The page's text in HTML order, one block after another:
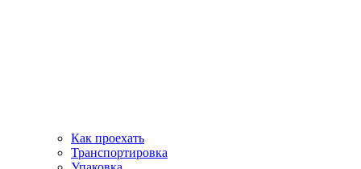
Как проехать
Транспортировка